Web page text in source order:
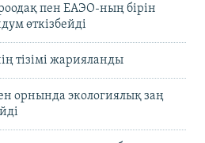
пен ЕАЭО-ның бірін
өткізбейді
тізімі жарияланды
орнында экологиялық заң